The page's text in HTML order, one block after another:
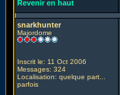
Revenir en haut
snarkhunter
Majordome
Inscrit le: 11 Oct 2006
Messages: 324
Localisation: quelque part...
parfois